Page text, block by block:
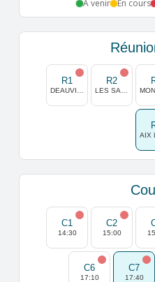
À venir En cours
R1 R2
C1
14:30
C2
15:00
C6
17:10
C7
17:40